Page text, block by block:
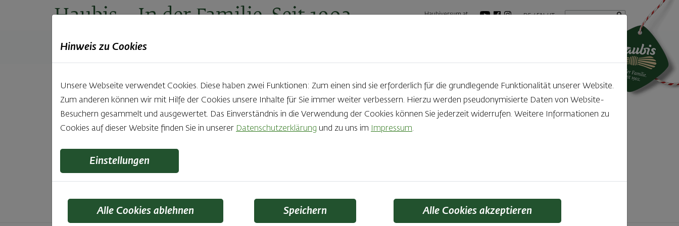
Haubis– In der Familie. Seit 1902. Haubiversum.at DE EN IT Suchbegriff
Produkte Backstuben
Unsere Produkte aus der Backstube entdecken
Hinweis zu Cookies
Unsere Webseite verwendet Cookies. Diese haben zwei Funktionen: Zum einen sind sie erforderlich für die grundlegende Funktionalität unserer Website.
Zum anderen können wir mit Hilfe der Cookies unsere Inhalte für Sie immer weiter verbessern. Hierzu werden pseudonymisierte Daten von Website-
Besuchern gesammelt und ausgewertet. Das Einverständnis in die Verwendung der Cookies können Sie jederzeit widerrufen. Weitere Informationen zu
Cookies auf dieser Website finden Sie in unserer Datenschutzerklärung und zu uns im Impressum.
Einstellungen
Alle Cookies ablehnen Speichern Alle Cookies akzeptieren